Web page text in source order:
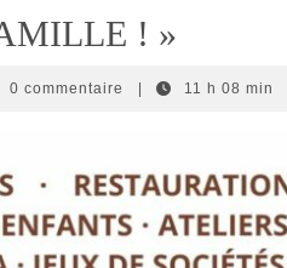
! »
0 commentaire 11 h 08 min